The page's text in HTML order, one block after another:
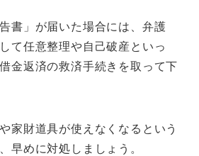
書」が届いた場合には、弁護
て任意整理や自己破産といっ
金返済の救済手続きを取って下
家財道具が使えなくなるという
早めに対処しましょう。